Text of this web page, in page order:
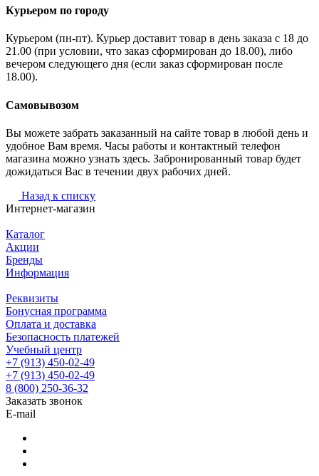
Курьером по городу
Курьером (пн-пт). Курьер доставит товар в день заказа с 18 до
21.00 (при условии, что заказ сформирован до 18.00), либо
вечером следующего дня (если заказ сформирован после
18.00).
Самовывозом
Вы можете забрать заказанный на сайте товар в любой день и
удобное Вам время. Часы работы и контактный телефон
магазина можно узнать здесь. Забронированный товар будет
дожидаться Вас в течении двух рабочих дней.
Назад к списку
Интернет-магазин
Каталог
Акции
Бренды
Информация
Реквизиты
Бонусная программа
Оплата и доставка
Безопасность платежей
Учебный центр
+7 (913) 450-02-49
+7 (913) 450-02-49
8 (800) 250-36-32
Заказать звонок
E-mail